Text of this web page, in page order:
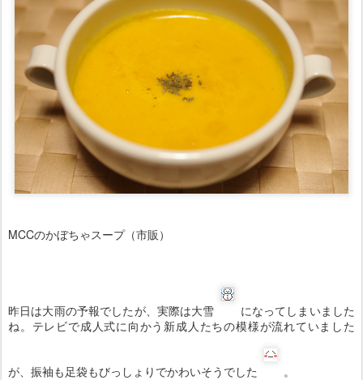
MCCのかぼちゃスープ（市販）
昨日は大雨の予報でしたが、実際は大雪
になってしまいました
ね。テレビで成人式に向かう新成人たちの模様が流れていました
が、振袖も足袋もびっしょりでかわいそうでした
。